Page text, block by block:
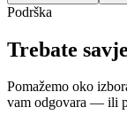
Podrška
Trebate
Pomažemo oko
vam odgovara — ili